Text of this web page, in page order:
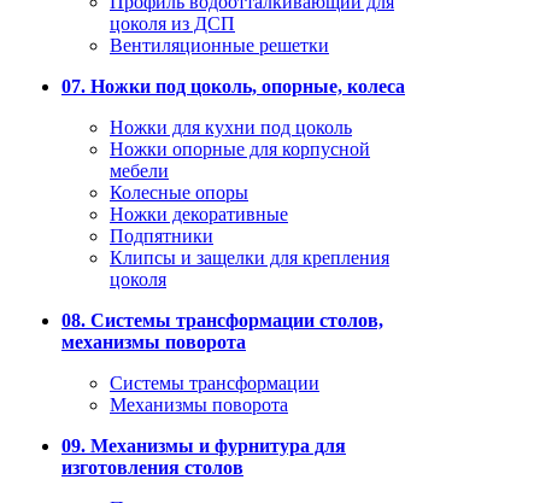
цоколя из ДСП
Вентиляционные решетки
07. Ножки под цоколь, опорные, колеса
Ножки для кухни под цоколь
Ножки опорные для корпусной
мебели
Колесные опоры
Ножки декоративные
Подпятники
Клипсы и защелки для крепления
цоколя
08. Системы трансформации столов,
механизмы поворота
Системы трансформации
Механизмы поворота
09. Механизмы и фурнитура для
изготовления столов